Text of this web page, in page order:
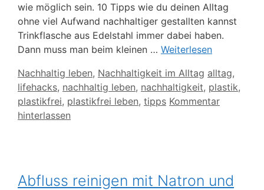
wie möglich sein. 10 Tipps wie du deinen Alltag
ohne viel Aufwand nachhaltiger gestallten kannst
Trinkflasche aus Edelstahl immer dabei haben.
Dann muss man beim kleinen … Weiterlesen
Kategorien
Nachhaltig leben, Nachhaltigkeit im Alltag alltag,
lifehacks, nachhaltig leben, nachhaltigkeit, plastik,
plastikfrei, plastikfrei leben, tipps Kommentar
hinterlassen
Abfluss reinigen mit Natron und